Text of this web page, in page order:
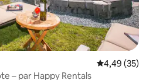
Évaluation
4,49 (35)
– par Happy Rentals